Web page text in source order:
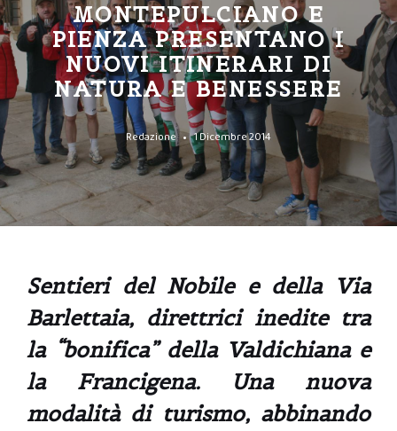
MONTEPULCIANO E
PIENZA PRESENTANO I
NUOVI ITINERARI DI
NATURA E BENESSERE
Redazione 1 Dicembre 2014
Sentieri del Nobile e della Via
Barlettaia, direttrici inedite tra
la “bonifica” della Valdichiana e
la Francigena. Una nuova
modalità di turismo, abbinando